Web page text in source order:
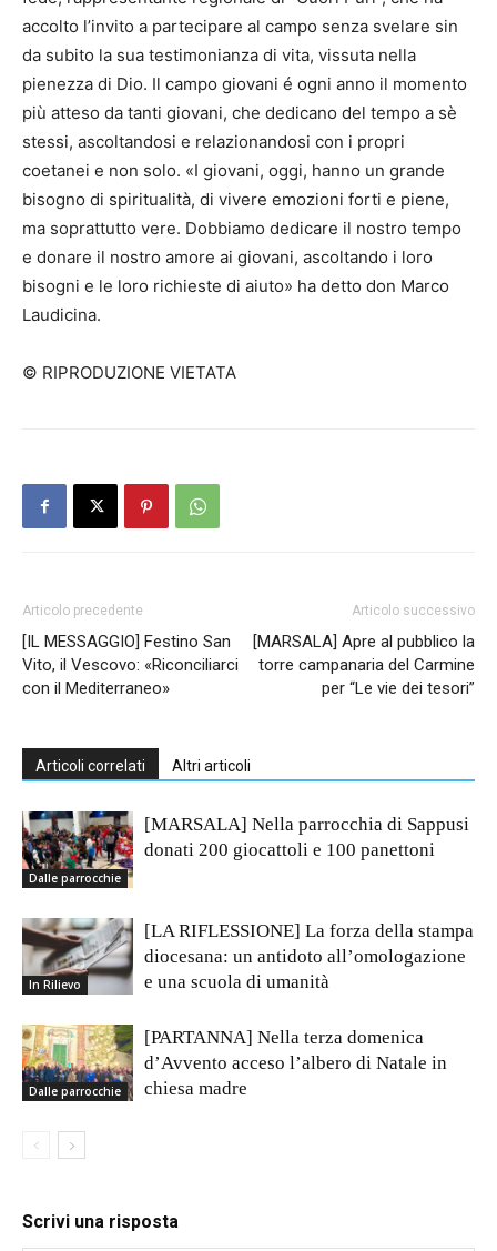
accolto l’invito a partecipare al campo senza svelare sin
da subito la sua testimonianza di vita, vissuta nella
pienezza di Dio. Il campo giovani é ogni anno il momento
più atteso da tanti giovani, che dedicano del tempo a sè
stessi, ascoltandosi e relazionandosi con i propri
coetanei e non solo. «I giovani, oggi, hanno un grande
bisogno di spiritualità, di vivere emozioni forti e piene,
ma soprattutto vere. Dobbiamo dedicare il nostro tempo
e donare il nostro amore ai giovani, ascoltando i loro
bisogni e le loro richieste di aiuto» ha detto don Marco
Laudicina.
© RIPRODUZIONE VIETATA
Articolo precedente
[IL MESSAGGIO] Festino San
Vito, il Vescovo: «Riconciliarci
con il Mediterraneo»
Articolo successivo
[MARSALA] Apre al pubblico la
torre campanaria del Carmine
per “Le vie dei tesori”
Articoli correlati Altri articoli
Dalle parrocchie
[MARSALA] Nella parrocchia di Sappusi
donati 200 giocattoli e 100 panettoni
In Rilievo
[LA RIFLESSIONE] La forza della stampa
diocesana: un antidoto all’omologazione
e una scuola di umanità
Dalle parrocchie
[PARTANNA] Nella terza domenica
d’Avvento acceso l’albero di Natale in
chiesa madre
Scrivi una risposta